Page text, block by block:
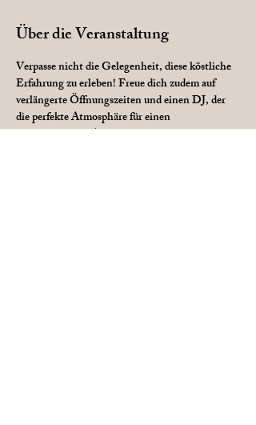
Über die Veranstaltung
Verpasse nicht die Gelegenheit, diese köstliche
Erfahrung zu erleben! Freue dich zudem auf
verlängerte Öffnungszeiten und einen DJ, der
die perfekte Atmosphäre für einen
unvergesslichen Abend schafft.